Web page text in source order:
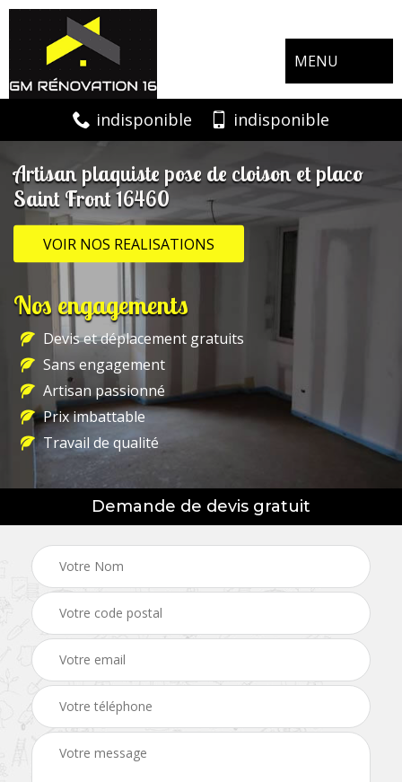
MENU
indisponible indisponible
Artisan plaquiste pose de cloison et placo
Saint Front 16460
VOIR NOS REALISATIONS
Nos engagements
Devis et déplacement gratuits
Sans engagement
Artisan passionné
Prix imbattable
Travail de qualité
Demande de devis gratuit